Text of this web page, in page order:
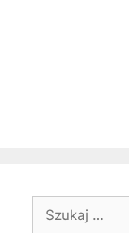
Szukaj: